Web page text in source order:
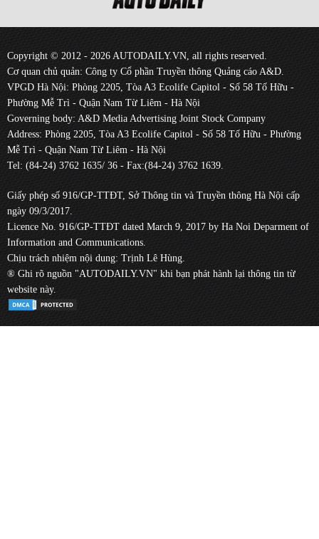
Copyright © 2012 - 2026 AUTODAILY.VN, all rights reserved.
Cơ quan chủ quản: Công ty Cổ phần Truyền thông Quảng cáo A&D.
VPGD Hà Nội: Phòng 2205, Tòa A3 Ecolife Capitol - Số 58 Tố Hữu -
Phường Mễ Trì - Quận Nam Từ Liêm - Hà Nội
Governing body: A&D Media Advertising Joint Stock Company
Address: Phòng 2205, Tòa A3 Ecolife Capitol - Số 58 Tố Hữu - Phường
Mễ Trì - Quận Nam Từ Liêm - Hà Nội
Tel: (84-24) 3762 1635/ 36 - Fax:(84-24) 3762 1639.
Giấy phép số 916/GP-TTĐT, Sở Thông tin và Truyền thông Hà Nội cấp
ngày 09/3/2017.
Licence No. 916/GP-TTĐT dated March 9, 2017 by Ha Noi Deparment of
Information and Communications.
Chịu trách nhiệm nội dung: Trịnh Lê Hùng.
® Ghi rõ nguồn "AUTODAILY.VN" khi bạn phát hành lại thông tin từ
website này.